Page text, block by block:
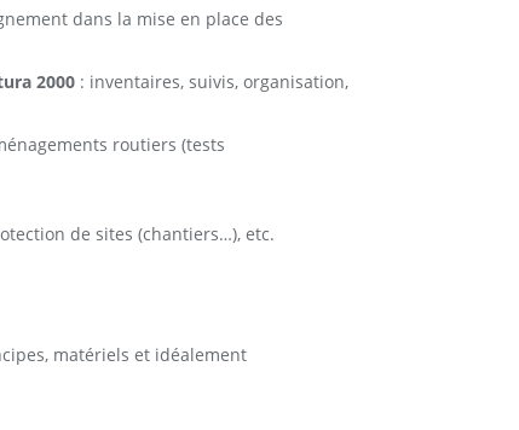
dans la mise en place des
2000 : inventaires, suivis, organisation,
routiers (tests
de sites (chantiers…), etc.
matériels et idéalement